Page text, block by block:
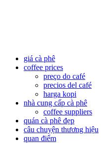
giá cà phê
coffee prices
preço do café
precios del café
harga kopi
nhà cung cấp cà phê
coffee suppliers
quán cà phê đẹp
câu chuyện thương hiệu
quan điểm